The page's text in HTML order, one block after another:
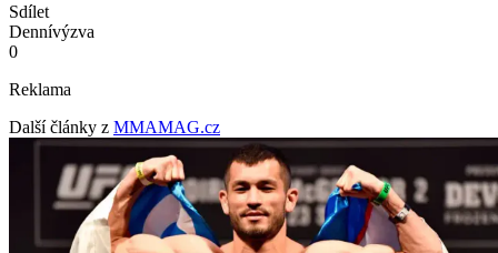
Sdílet
Dennívýzva
0
Reklama
Další články z MMAMAG.cz